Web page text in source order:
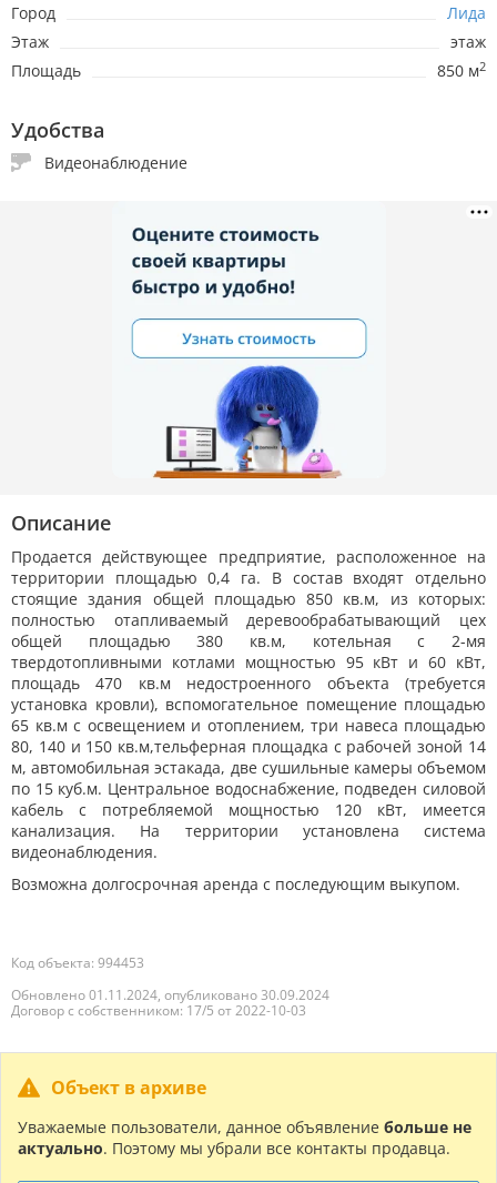
Город
Лида
Этаж
этаж
Площадь
850 м2
Удобства
Видеонаблюдение
Описание
Продается действующее предприятие, расположенное на
территории площадью 0,4 га. В состав входят отдельно
стоящие здания общей площадью 850 кв.м, из которых:
полностью отапливаемый деревообрабатывающий цех
общей площадью 380 кв.м, котельная с 2-мя
твердотопливными котлами мощностью 95 кВт и 60 кВт,
площадь 470 кв.м недостроенного объекта (требуется
установка кровли), вспомогательное помещение площадью
65 кв.м с освещением и отоплением, три навеса площадью
80, 140 и 150 кв.м,тельферная площадка с рабочей зоной 14
м, автомобильная эстакада, две сушильные камеры объемом
по 15 куб.м. Центральное водоснабжение, подведен силовой
кабель с потребляемой мощностью 120 кВт, имеется
канализация. На территории установлена система
видеонаблюдения.
Возможна долгосрочная аренда с последующим выкупом.
Код объекта: 994453
Обновлено 01.11.2024, опубликовано 30.09.2024
Договор с собственником: 17/5 от 2022-10-03
Объект в архиве
Уважаемые пользователи, данное объявление больше не
актуально. Поэтому мы убрали все контакты продавца.